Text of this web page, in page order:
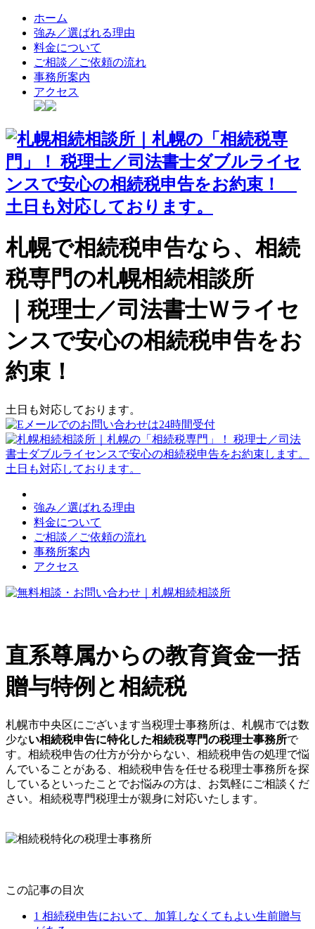
ホーム
強み／選ばれる理由
料金について
ご相談／ご依頼の流れ
事務所案内
アクセス
札幌で相続税申告なら、相続
税専門の札幌相続相談所
｜税理士／司法書士Ｗライセ
ンスで安心の相続税申告をお
約束！
土日も対応しております。
強み／選ばれる理由
料金について
ご相談／ご依頼の流れ
事務所案内
アクセス
直系尊属からの教育資金一括
贈与特例と相続税
札幌市中央区にございます当税理士事務所は、札幌市では数
少ない相続税申告に特化した相続税専門の税理士事務所で
す。相続税申告の仕方が分からない、相続税申告の処理で悩
んでいることがある、相続税申告を任せる税理士事務所を探
しているといったことでお悩みの方は、お気軽にご相談くだ
さい。相続税専門税理士が親身に対応いたします。
この記事の目次
1 相続税申告において、加算しなくてもよい生前贈与